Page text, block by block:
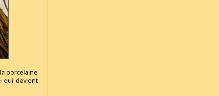
porcelaine
qui devient